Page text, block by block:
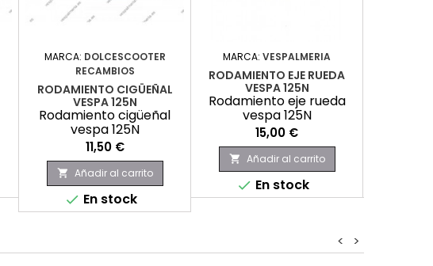
MARCA: DOLCESCOOTER
RECAMBIOS
RODAMIENTO CIGÜEÑAL
VESPA 125N
Rodamiento cigüeñal
vespa 125N
Precio
11,50 €
 Añadir al carrito
 En stock
MARCA: VESPALMERIA
RODAMIENTO EJE RUEDA
VESPA 125N
Rodamiento eje rueda
vespa 125N
Precio
15,00 €
 Añadir al carrito
 En stock
>
<